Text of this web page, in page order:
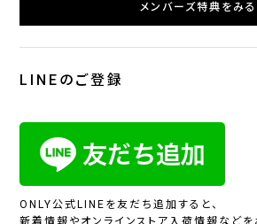
メンバーズ特典をみる
LINEのご登録
ONLY公式LINEを友だち追加すると、
新着情報やオンラインストア入荷情報などを